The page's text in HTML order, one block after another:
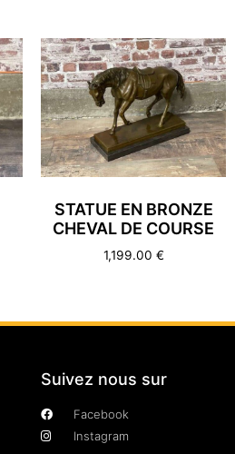
STATUE EN BRONZE
CHEVAL DE COURSE
1,199.00 €
Suivez nous sur
Facebook
Instagram